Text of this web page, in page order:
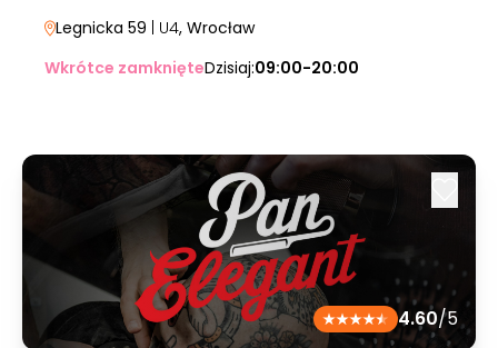
Legnicka 59 | U4, Wrocław
Wkrótce zamknięteDzisiaj:09:00-20:00
4.60/5